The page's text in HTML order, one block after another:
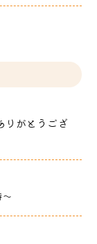
りがとうござ